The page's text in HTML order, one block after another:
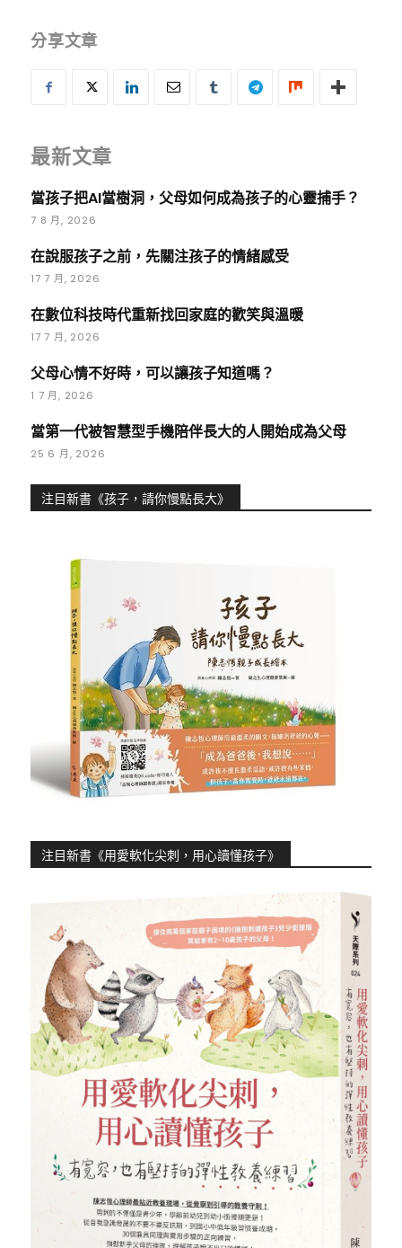
分享文章
最新文章
當孩子把AI當樹洞，父母如何成為孩子的心靈捕手？
7 8 月, 2026
在說服孩子之前，先關注孩子的情緒感受
17 7 月, 2026
在數位科技時代重新找回家庭的歡笑與溫暖
17 7 月, 2026
父母心情不好時，可以讓孩子知道嗎？
1 7 月, 2026
當第一代被智慧型手機陪伴長大的人開始成為父母
25 6 月, 2026
注目新書《孩子，請你慢點長大》
注目新書《用愛軟化尖刺，用心讀懂孩子》